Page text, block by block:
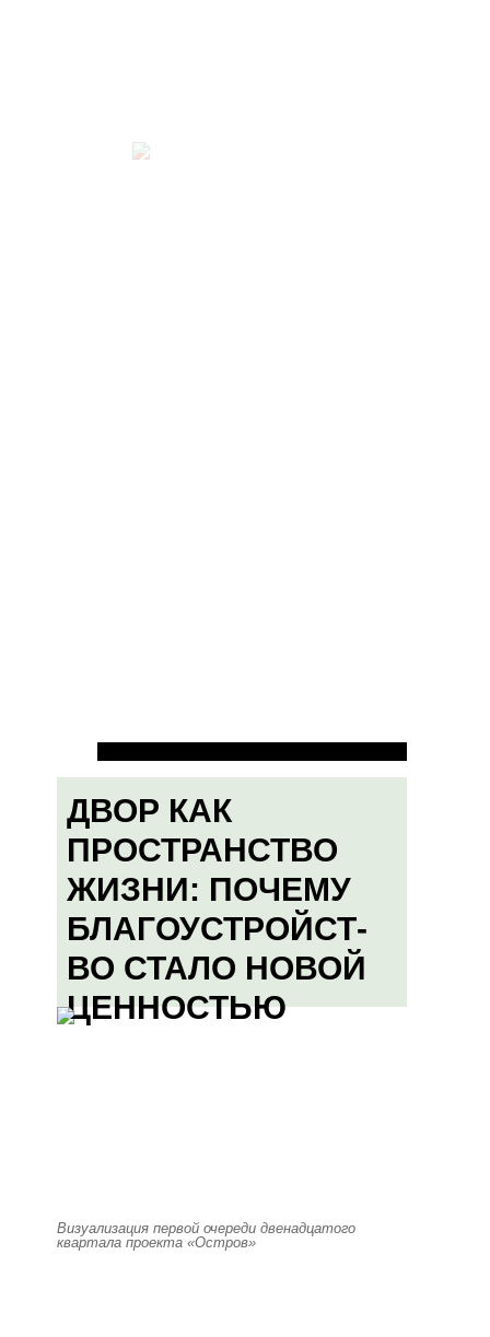
ДВОР КАК
ПРОСТРАНСТВО
ЖИЗНИ: ПОЧЕМУ
БЛАГОУСТРОЙСТ-
ВО СТАЛО НОВОЙ
ЦЕННОСТЬЮ
Визуализация первой очереди двенадцатого
квартала проекта «Остров»